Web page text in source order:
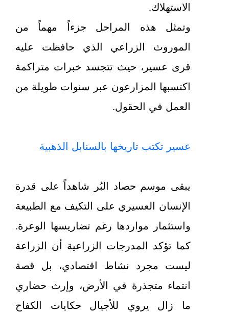
الاستهلاك.
وتمثل هذه المراحل جزءاً مهماً من
الموروث الزراعي الذي حافظت عليه
قرى عسير، حيث تتجسد خبرات متراكمة
اكتسبها المزارعون عبر سنوات طويلة من
العمل في الحقول.
عسير تكتب تاريخها بالسنابل الذهبية
يبقى موسم حصاد البُر شاهداً على قدرة
الإنسان العسيري على التكيف مع الطبيعة
واستثمار مواردها رغم تضاريسها الوعرة.
كما تؤكد المدرجات الزراعية أن الزراعة
ليست مجرد نشاط اقتصادي، بل قصة
انتماء متجذرة في الأرض، وإرث حضاري
ما زال يروي للأجيال حكايات الكفاح